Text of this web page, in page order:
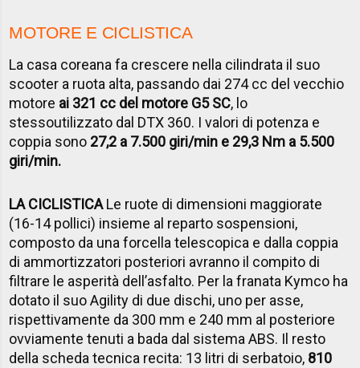
MOTORE E CICLISTICA
La casa coreana fa crescere nella cilindrata il suo
scooter a ruota alta, passando dai 274 cc del vecchio
motore ai 321 cc del motore G5 SC, lo
stessoutilizzato dal DTX 360. I valori di potenza e
coppia sono 27,2 a 7.500 giri/min e 29,3 Nm a 5.500
giri/min.
LA CICLISTICALe ruote di dimensioni maggiorate
(16-14 pollici) insieme al reparto sospensioni,
composto da una forcella telescopica e dalla coppia
di ammortizzatori posteriori avranno il compito di
filtrare le asperità dell’asfalto. Per la franata Kymco ha
dotato il suo Agility di due dischi, uno per asse,
rispettivamente da 300 mm e 240 mm al posteriore
ovviamente tenuti a bada dal sistema ABS. Il resto
della scheda tecnica recita: 13 litri di serbatoio, 810